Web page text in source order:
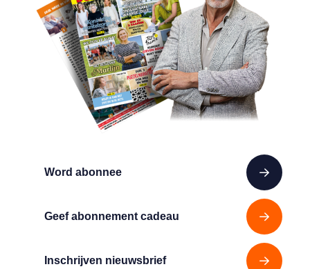
Word abonnee
Geef abonnement cadeau
Inschrijven nieuwsbrief